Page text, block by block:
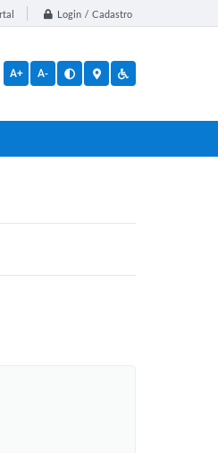
Login / Cadastro
A+ A-